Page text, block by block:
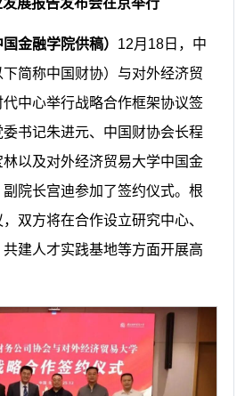
金融学院供稿） 12月18日，中
简称中国财协）与对外经济贸
中心举行战略合作框架协议签
书记朱进元、中国财协会长程
以及对外经济贸易大学中国金
院长宫迪参加了签约仪式。根
双方将在合作设立研究中心、
建人才实践基地等方面开展高